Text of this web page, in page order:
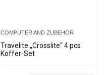
COMPUTER AND ZUBEHÖR
Travelite „Crosslite“ 4 pcs
Koffer-Set